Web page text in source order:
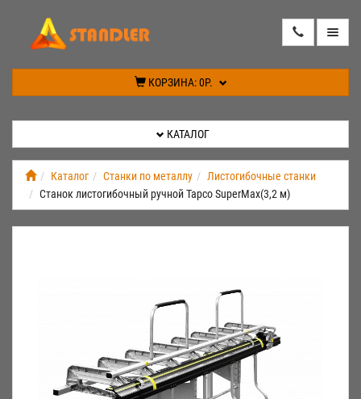
КОРЗИНА:0Р.
КАТАЛОГ
Каталог Станки по металлу
Листогибочные станки
Cтанок листогибочный ручной Tapco SuperMax(3,2 м)